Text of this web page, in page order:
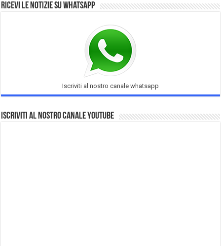
Ricevi le notizie su Whatsapp
Iscriviti al nostro canale whatsapp
Iscriviti al nostro Canale Youtube